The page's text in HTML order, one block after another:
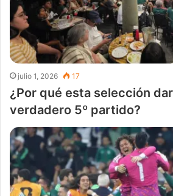
julio 1, 2026 17
¿Por qué esta selección
verdadero 5º partido?